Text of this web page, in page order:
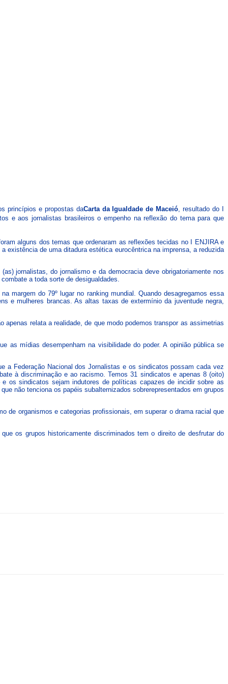
princípios e propostas daCarta da Igualdade de Maceió, resultado do I
e aos jornalistas brasileiros o empenho na reflexão do tema para que
alguns dos temas que ordenaram as reflexões tecidas no I ENJIRA e
existência de uma ditadura estética eurocêntrica na imprensa, a reduzida
jornalistas, do jornalismo e da democracia deve obrigatoriamente nos
a toda sorte de desigualdades.
margem do 79º lugar no ranking mundial. Quando desagregamos essa
e mulheres brancas. As altas taxas de extermínio da juventude negra,
relata a realidade, de que modo podemos transpor as assimetrias
as mídias desempenham na visibilidade do poder. A opinião pública se
a Federação Nacional dos Jornalistas e os sindicatos possam cada vez
à discriminação e ao racismo. Temos 31 sindicatos e apenas 8 (oito)
os sindicatos sejam indutores de políticas capazes de incidir sobre as
não tenciona os papéis subalternizados sobrerepresentados em grupos
de organismos e categorias profissionais, em superar o drama racial que
os grupos historicamente discriminados tem o direito de desfrutar do